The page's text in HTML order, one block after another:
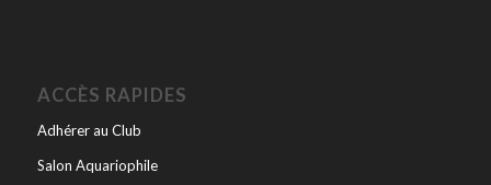
ACCÈS RAPIDES
Adhérer au Club
Salon Aquariophile